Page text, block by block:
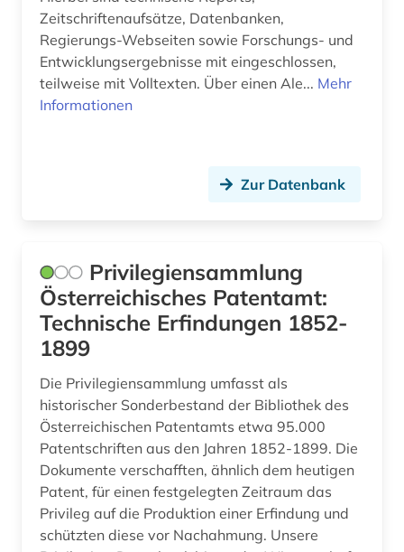
nachrichtentechnik (1)
natur (1)
norm <normung> (1)
online-publikation (1)
organischer stoff (1)
patent (3)
patentdatenbank (1)
patente (2)
pflanzen (1)
Zeitschriftenaufsätze, Datenbanken,
Regierungs-Webseiten sowie Forschungs- und
Entwicklungsergebnisse mit eingeschlossen,
teilweise mit Volltexten. Über einen Ale... Mehr
Informationen
Zur Datenbank
Privilegiensammlung
Österreichisches Patentamt:
Technische Erfindungen 1852-
1899
Die Privilegiensammlung umfasst als
historischer Sonderbestand der Bibliothek des
Österreichischen Patentamts etwa 95.000
Patentschriften aus den Jahren 1852-1899. Die
Dokumente verschafften, ähnlich dem heutigen
Patent, für einen festgelegten Zeitraum das
Privileg auf die Produktion einer Erfindung und
schützten diese vor Nachahmung. Unsere